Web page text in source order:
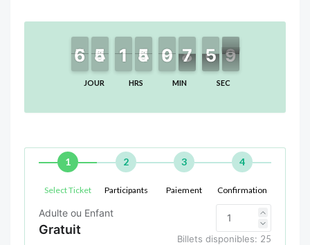
JOUR
5
5
6
6 4
4
5
5
HRS
1
1
1
1 4
4
5
5
MIN
9
9
0
0 8
7
7
SEC
0
5
5 8
8
7
1
Select Ticket
2
Participants
3
Paiement
4
Confirmation
Adulte ou Enfant
Gratuit
Billets disponibles: 25